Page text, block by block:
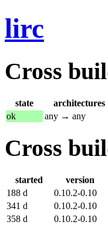
lirc
Cross
state
architectures
ok
any → any
Cross
started version
188 d
0.10.2-0.10
341 d
0.10.2-0.10
358 d
0.10.2-0.10